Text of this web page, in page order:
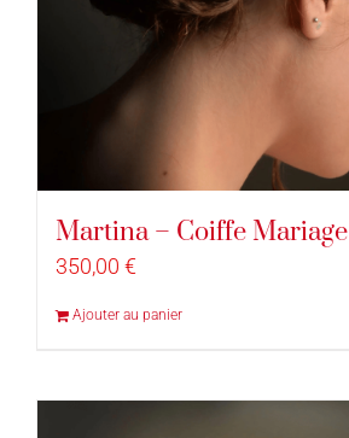
Martina – Coiffe Mariage
350,00 €
Ajouter au panier